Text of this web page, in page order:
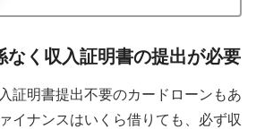
なく収入証明書の提出が必要
証明書提出不要のカードローンもあ
イナンスはいくら借りても、必ず収